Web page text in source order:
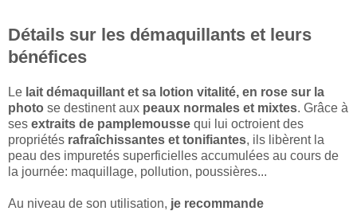
Détails sur les démaquillants et leurs
bénéfices
Le lait démaquillant et sa lotion vitalité, en rose sur la
photo se destinent aux peaux normales et mixtes. Grâce à
ses extraits de pamplemousse qui lui octroient des
propriétés rafraîchissantes et tonifiantes, ils libèrent la
peau des impuretés superficielles accumulées au cours de
la journée: maquillage, pollution, poussières...
Au niveau de son utilisation, je recommande